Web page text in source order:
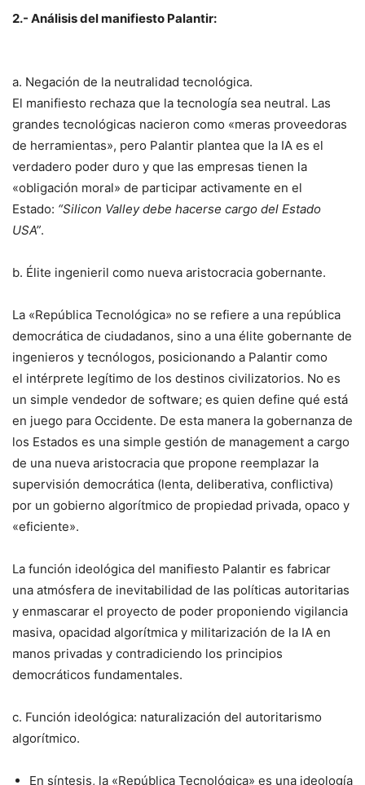
2.- Análisis del manifiesto Palantir:
a. Negación de la neutralidad tecnológica.
El manifiesto rechaza que la tecnología sea neutral. Las
grandes tecnológicas nacieron como «meras proveedoras
de herramientas», pero Palantir plantea que la IA es el
verdadero poder duro y que las empresas tienen la
«obligación moral» de participar activamente en el
Estado: “Silicon Valley debe hacerse cargo del Estado
USA”.
b. Élite ingenieril como nueva aristocracia gobernante.
La «República Tecnológica» no se refiere a una república
democrática de ciudadanos, sino a una élite gobernante de
ingenieros y tecnólogos, posicionando a Palantir como
el intérprete legítimo de los destinos civilizatorios. No es
un simple vendedor de software; es quien define qué está
en juego para Occidente. De esta manera la gobernanza de
los Estados es una simple gestión de management a cargo
de una nueva aristocracia que propone reemplazar la
supervisión democrática (lenta, deliberativa, conflictiva)
por un gobierno algorítmico de propiedad privada, opaco y
«eficiente».
La función ideológica del manifiesto Palantir es fabricar
una atmósfera de inevitabilidad de las políticas autoritarias
y enmascarar el proyecto de poder proponiendo vigilancia
masiva, opacidad algorítmica y militarización de la IA en
manos privadas y contradiciendo los principios
democráticos fundamentales.
c. Función ideológica: naturalización del autoritarismo
algorítmico.
En síntesis, la «República Tecnológica» es una ideología